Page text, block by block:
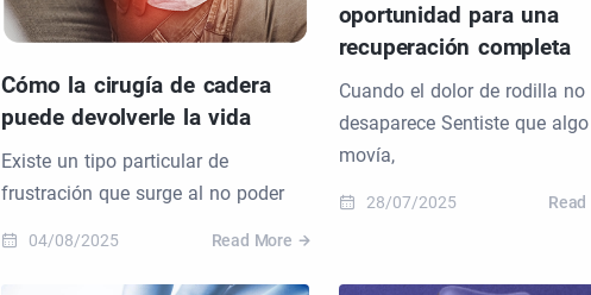
Cómo la cirugía de cadera
puede devolverle la vida
Existe un tipo particular de
frustración que surge al no poder
04/08/2025 Read More
oportunidad para una
recuperación completa
Cuando el dolor de rodilla no
desaparece Sentiste que
movía,
28/07/2025